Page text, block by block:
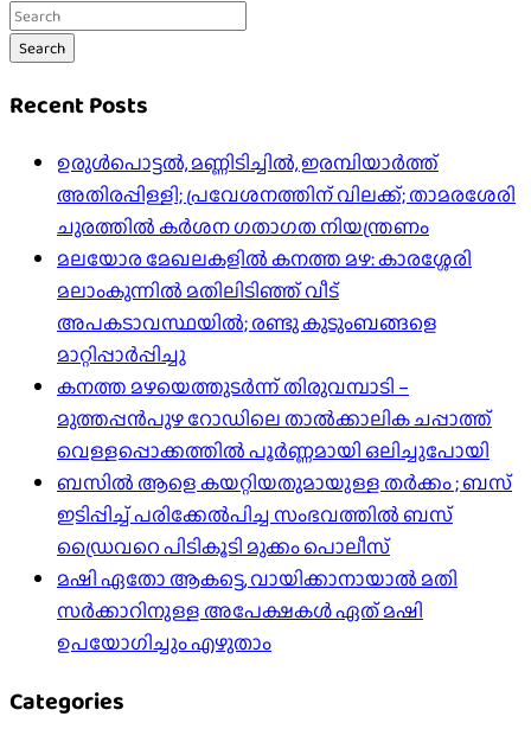
Search
Recent Posts
ഉരുൾപൊട്ടൽ, മണ്ണിടിച്ചിൽ, ഇരമ്പിയാര്‍ത്ത്
അതിരപ്പിള്ളി; പ്രവേശനത്തിന് വിലക്ക്; താമരശേരി
ചുരത്തില്‍ കര്‍ശന ഗതാഗത നിയന്ത്രണം
മലയോര മേഖലകളിൽ കനത്ത മഴ: കാരശ്ശേരി
മലാംകുന്നിൽ മതിലിടിഞ്ഞ് വീട്
അപകടാവസ്ഥയിൽ; രണ്ടു കുടുംബങ്ങളെ
മാറ്റിപ്പാർപ്പിച്ചു
കനത്ത മഴയെത്തുടർന്ന് തിരുവമ്പാടി –
മുത്തപ്പൻപുഴ റോഡിലെ താൽക്കാലിക ചപ്പാത്ത്
വെള്ളപ്പൊക്കത്തിൽ പൂർണ്ണമായി ഒലിച്ചുപോയി
ബസിൽ ആളെ കയറ്റിയതുമായുള്ള തർക്കം ; ബസ്
ഇടിപ്പിച്ച് പരിക്കേൽപിച്ച സംഭവത്തിൽ ബസ്
ഡ്രൈവറെ പിടികൂടി മുക്കം പൊലീസ്
മഷി ഏതോ ആകട്ടെ, വായിക്കാനായാൽ മതി​
സർക്കാറിനുള്ള അപേക്ഷകൾ ഏത് മഷി
ഉപയോഗിച്ചും എഴുതാം
Categories